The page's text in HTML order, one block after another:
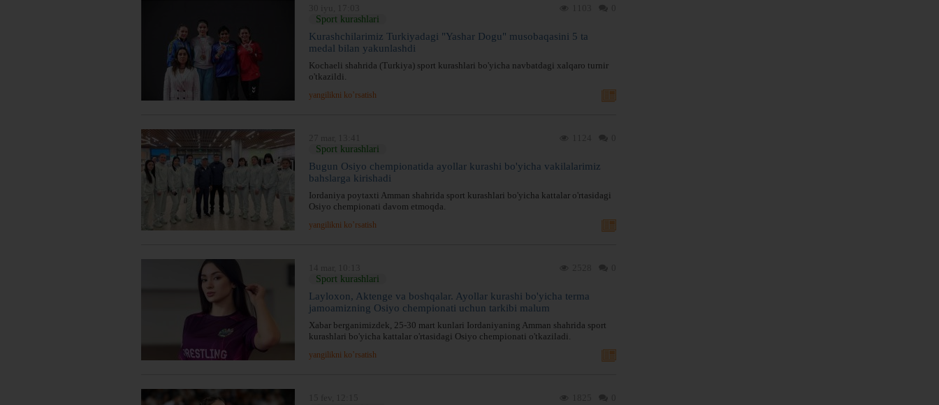
Sport kurashlari
Kurashchilarimiz Turkiyadagi "Yashar Dogu" musobaqasini 5 ta
medal bilan yakunlashdi
Kochaeli shahrida (Turkiya) sport kurashlari bo'yicha navbatdagi xalqaro turnir
o'tkazildi.
yangilikni ko’rsatish
Sport kurashlari
Bugun Osiyo chempionatida ayollar kurashi bo'yicha vakilalarimiz
bahslarga kirishadi
Iordaniya poytaxti Amman shahrida sport kurashlari bo'yicha kattalar o'rtasidagi
Osiyo chempionati davom etmoqda.
yangilikni ko’rsatish
Sport kurashlari
Layloxon, Aktenge va boshqalar. Ayollar kurashi bo'yicha terma
jamoamizning Osiyo chempionati uchun tarkibi malum
Xabar berganimizdek, 25-30 mart kunlari Iordaniyaning Amman shahrida sport
kurashlari bo'yicha kattalar o'rtasidagi Osiyo chempionati o'tkaziladi.
yangilikni ko’rsatish